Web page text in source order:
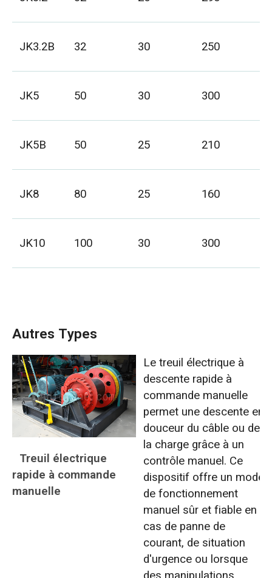
JK3.2B 32 30 250
JK5 50 30 300
JK5B 50 25 210
JK8 80 25 160
JK10 100 30 300
Autres Types
Treuil électrique
rapide à commande
manuelle
Le treuil électrique à
descente rapide à
commande manuelle
permet une descente en
douceur du câble ou de
la charge grâce à un
contrôle manuel. Ce
dispositif offre un mode
de fonctionnement
manuel sûr et fiable en
cas de panne de
courant, de situation
d'urgence ou lorsque